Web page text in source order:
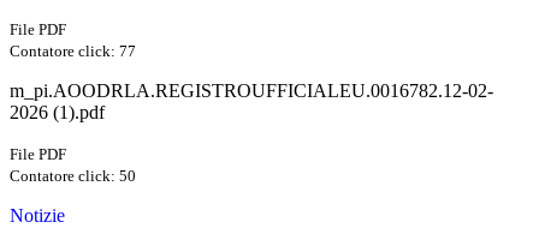
File PDF
Contatore click: 77
m_pi.AOODRLA.REGISTROUFFICIALEU.0016782.12-02-
2026 (1).pdf
File PDF
Contatore click: 50
Notizie